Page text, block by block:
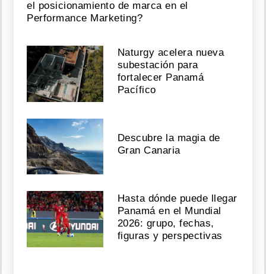
el posicionamiento de marca en el
Performance Marketing?
Naturgy acelera nueva
subestación para
fortalecer Panamá
Pacífico
Descubre la magia de
Gran Canaria
Hasta dónde puede llegar
Panamá en el Mundial
2026: grupo, fechas,
figuras y perspectivas